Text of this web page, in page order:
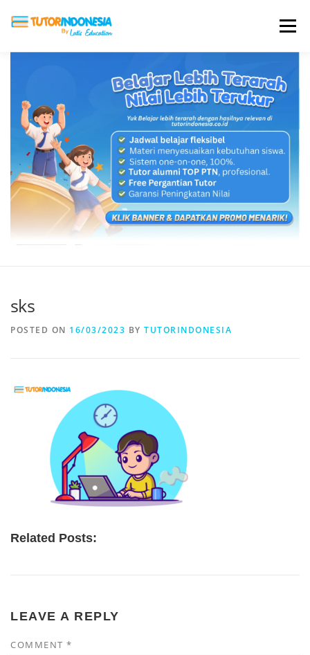
Menu
ABOUT US JADI PENGAJAR
BIAYA LES TESTIMONI PROFIL ALUMNI
BLOG DAFTAR SEKOLAH
sks
POSTED ON 16/03/2023 BY TUTORINDONESIA
Related Posts:
LEAVE A REPLY
COMMENT *